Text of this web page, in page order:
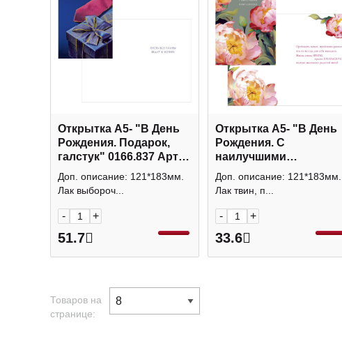
Открытка А5- "В День
Рождения. Подарок,
галстук" 0166.837 Арт
Дизайн
Доп. описание: 121*183мм.
Лак выбороч...
- +
51.7
Открытка А5- "В День
Рождения. С
наилучшими
пожеланиями" 0164.719
Арт Дизайн
Доп. описание: 121*183мм.
Лак твин, п...
- +
33.6
Товаров на
странице: